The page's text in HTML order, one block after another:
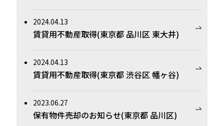
2024.04.13
賃貸用不動産取得(東京都 品川区 東大井)
2024.04.13
賃貸用不動産取得(東京都 渋谷区 幡ヶ谷)
2023.06.27
保有物件売却のお知らせ(東京都 品川区)